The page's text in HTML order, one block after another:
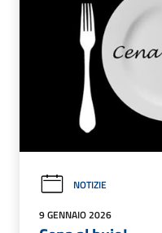
NOTIZIE
9 GENNAIO 2026